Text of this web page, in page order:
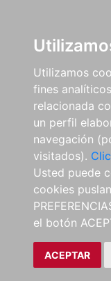
Utilizamos
fines
relacionada
un perfil
navegación
visitados).
Usted puede
cookies
el botón
ACEPTAR